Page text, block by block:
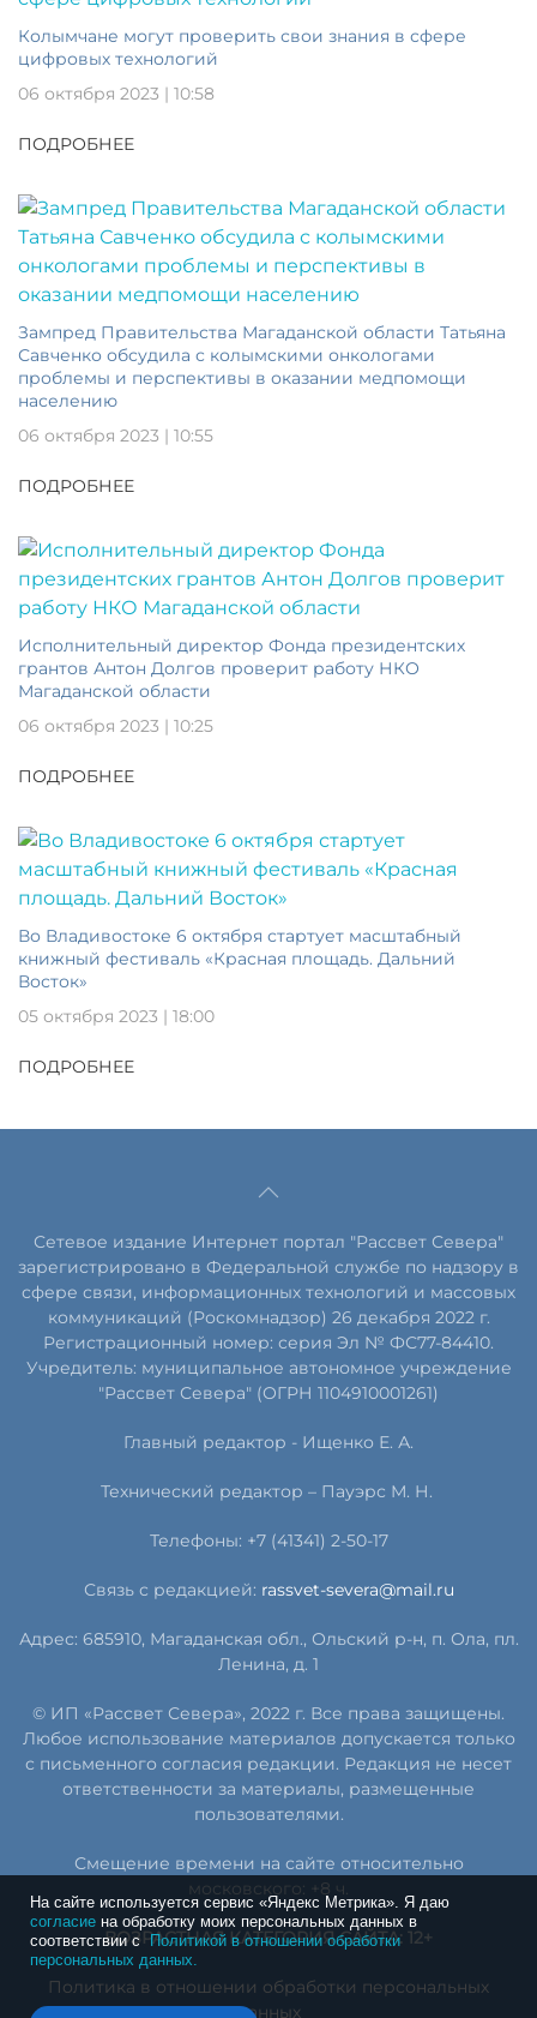
Колымчане могут проверить свои знания в сфере
цифровых технологий
06 октября 2023 | 10:58
ПОДРОБНЕЕ
Зампред Правительства Магаданской области Татьяна
Савченко обсудила с колымскими онкологами
проблемы и перспективы в оказании медпомощи
населению
06 октября 2023 | 10:55
ПОДРОБНЕЕ
Исполнительный директор Фонда президентских
грантов Антон Долгов проверит работу НКО
Магаданской области
06 октября 2023 | 10:25
ПОДРОБНЕЕ
Во Владивостоке 6 октября стартует масштабный
книжный фестиваль «Красная площадь. Дальний
Восток»
05 октября 2023 | 18:00
ПОДРОБНЕЕ
Сетевое издание Интернет портал "Рассвет Севера"
зарегистрировано в Федеральной службе по надзору в
сфере связи, информационных технологий и массовых
коммуникаций (Роскомнадзор) 26 декабря 2022 г.
Регистрационный номер: серия Эл № ФС77-84410.
Учредитель: муниципальное автономное учреждение
"Рассвет Севера" (ОГРН 1104910001261)
Главный редактор - Ищенко Е. А.
Технический редактор – Пауэрс М. Н.
Телефоны: +7 (41341) 2-50-17
Связь с редакцией: rassvet-severa@mail.ru
Адрес: 685910, Магаданская обл., Ольский р-н, п. Ола, пл.
Ленина, д. 1
© ИП «Рассвет Севера», 2022 г. Все права защищены.
Любое использование материалов допускается только
с письменного согласия редакции. Редакция не несет
ответственности за материалы, размещенные
пользователями.
Смещение времени на сайте относительно
московского: +8 ч.
ВОЗРАСТНАЯ КАТЕГОРИЯ САЙТА: 12+
Политика в отношении обработки персональных
данных
На сайте используется сервис «Яндекс Метрика». Я даю
согласие на обработку моих персональных данных в
соответствии сПолитикой в отношении обработки
персональных данных.